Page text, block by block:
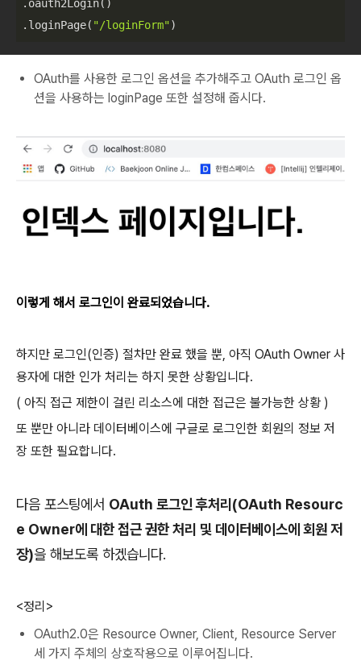
.oauth2Login
.loginPage( "/loginForm")
OAuth를 사용한 로그인 옵션을 추가해주고 OAuth 로그인 옵
션을 사용하는 loginPage 또한 설정해 줍시다.
이렇게 해서 로그인이 완료되었습니다.
하지만 로그인(인증) 절차만 완료 했을 뿐, 아직 OAuth Owner 사
용자에 대한 인가 처리는 하지 못한 상황입니다.
( 아직 접근 제한이 걸린 리소스에 대한 접근은 불가능한 상황 )
또 뿐만 아니라 데이터베이스에 구글로 로그인한 회원의 정보 저
장 또한 필요합니다.
다음 포스팅에서 OAuth 로그인 후처리(OAuth Resourc
e Owner에 대한 접근 권한 처리 및 데이터베이스에 회원 저
장)을 해보도록 하겠습니다.
<정리>
OAuth2.0은 Resource Owner, Client, Resource Server
세 가지 주체의 상호작용으로 이루어집니다.